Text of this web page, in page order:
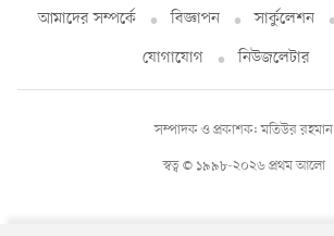
আমাদের সম্পর্কে বিজ্ঞাপন সার্কুলেশন
যোগাযোগ
নিউজলেটার
স্বত্ব © ১৯৯৮-২০২৬ প্রথম আলো
সম্পাদক ও প্রকাশক: মতিউর রহমান